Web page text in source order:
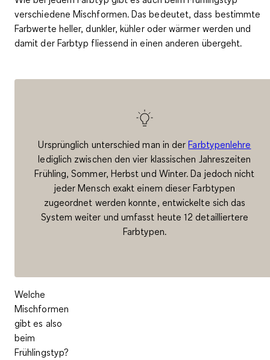
verschiedene Mischformen. Das bedeutet, dass bestimmte
Farbwerte heller, dunkler, kühler oder wärmer werden und
damit der Farbtyp fliessend in einen anderen übergeht.
Ursprünglich unterschied man in derFarbtypenlehre
lediglich zwischen den vier klassischen Jahreszeiten
Frühling, Sommer, Herbst und Winter. Da jedoch nicht
jeder Mensch exakt einem dieser Farbtypen
zugeordnet werden konnte, entwickelte sich das
System weiter und umfasst heute 12 detailliertere
Farbtypen.
Welche
Mischformen
gibt es also
beim
Frühlingstyp?